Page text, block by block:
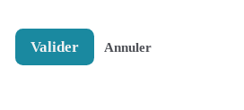
Valider Annuler